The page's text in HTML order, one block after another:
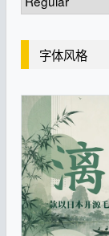
字体风格